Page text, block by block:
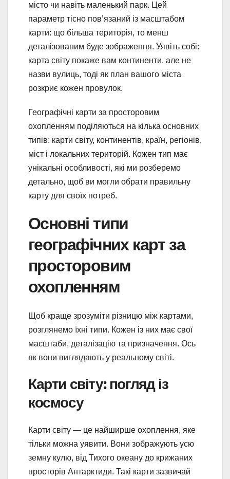
місто чи навіть маленький парк. Цей
параметр тісно пов’язаний із масштабом
карти: що більша територія, то менш
деталізованим буде зображення. Уявіть собі:
карта світу покаже вам континенти, але не
назви вулиць, тоді як план вашого міста
розкриє кожен провулок.
Географічні карти за просторовим
охопленням поділяються на кілька основних
типів: карти світу, континентів, країн, регіонів,
міст і локальних територій. Кожен тип має
унікальні особливості, які ми розберемо
детально, щоб ви могли обрати правильну
карту для своїх потреб.
Основні типи
географічних карт за
просторовим
охопленням
Щоб краще зрозуміти різницю між картами,
розглянемо їхні типи. Кожен із них має свої
масштаби, деталізацію та призначення. Ось
як вони виглядають у реальному світі.
Карти світу: погляд із
космосу
Карти світу — це найширше охоплення, яке
тільки можна уявити. Вони зображують усю
земну кулю, від Тихого океану до крижаних
просторів Антарктиди. Такі карти зазвичай